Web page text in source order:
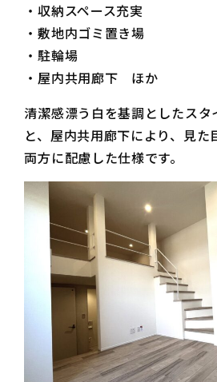
・収納スペース充実
・敷地内ゴミ置き場
・駐輪場
・屋内共用廊下 ほか
清潔感漂う白を基調としたス
と、屋内共用廊下により、見た
両方に配慮した仕様です。